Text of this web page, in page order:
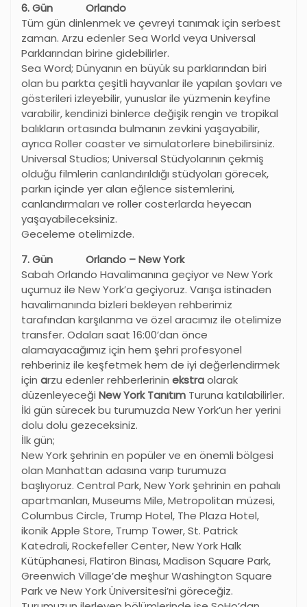
6. Gün Orlando
Tüm gün dinlenmek ve çevreyi tanımak için serbest
zaman. Arzu edenler Sea World veya Universal
Parklarından birine gidebilirler.
Sea Word; Dünyanın en büyük su parklarından biri
olan bu parkta çeşitli hayvanlar ile yapılan şovları ve
gösterileri izleyebilir, yunuslar ile yüzmenin keyfine
varabilir, kendinizi binlerce değişik rengin ve tropikal
balıkların ortasında bulmanın zevkini yaşayabilir,
ayrıca Roller coaster ve simulatorlere binebilirsiniz.
Universal Studios; Universal Stüdyolarının çekmiş
olduğu filmlerin canlandırıldığı stüdyoları görecek,
parkın içinde yer alan eğlence sistemlerini,
canlandırmaları ve roller costerlarda heyecan
yaşayabileceksiniz.
Geceleme otelimizde.
7. Gün Orlando – New York
Sabah Orlando Havalimanına geçiyor ve New York
uçumuz ile New York’a geçiyoruz. Varışa istinaden
havalimanında bizleri bekleyen rehberimiz
tarafından karşılanma ve özel aracımız ile otelimize
transfer. Odaları saat 16:00’dan önce
alamayacağımız için hem şehri profesyonel
rehberiniz ile keşfetmek hem de iyi değerlendirmek
için arzu edenler rehberlerinin ekstraolarak
düzenleyeceği New York Tanıtım Turuna katılabilirler.
İki gün sürecek bu turumuzda New York’un her yerini
dolu dolu gezeceksiniz.
İlk gün;
New York şehrinin en popüler ve en önemli bölgesi
olan Manhattan adasına varıp turumuza
başlıyoruz. Central Park, New York şehrinin en pahalı
apartmanları, Museums Mile, Metropolitan müzesi,
Columbus Circle, Trump Hotel, The Plaza Hotel,
ikonik Apple Store, Trump Tower, St. Patrick
Katedrali, Rockefeller Center, New York Halk
Kütüphanesi, Flatiron Binası, Madison Square Park,
Greenwich Village’de meşhur Washington Square
Park ve New York Üniversitesi’ni göreceğiz.